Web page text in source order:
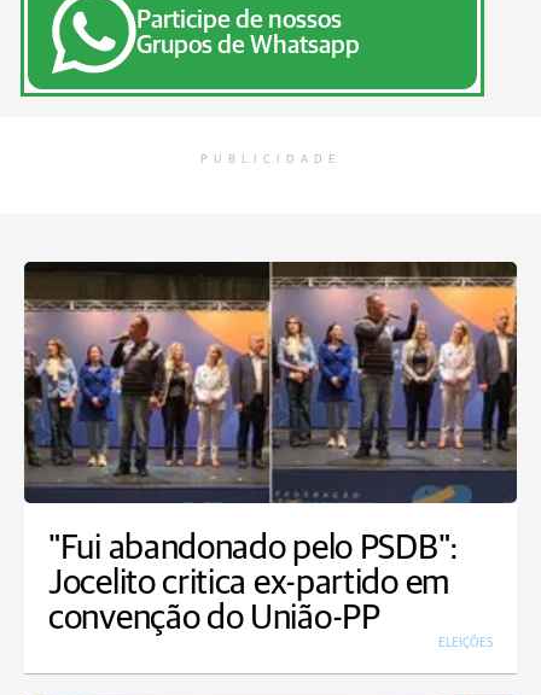
Participe de nossos
Grupos de Whatsapp
PUBLICIDADE
"Fui abandonado pelo PSDB":
Jocelito critica ex-partido em
convenção do União-PP
ELEIÇÕES